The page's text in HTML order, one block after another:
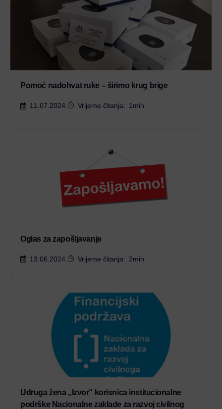
Pomoć nadohvat ruke – širimo krug brige
11.07.2024. Vrijeme čitanja: 1 min
Oglas za zapošljavanje
13.06.2024. Vrijeme čitanja: 2min
Udruga žena „Izvor“ korisnica institucionalne
podrške Nacionalne zaklade za razvoj civilnog